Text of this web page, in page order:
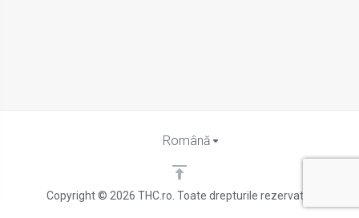
Copyright © 2026 THC.ro. Toate drepturile rezervate.
Română